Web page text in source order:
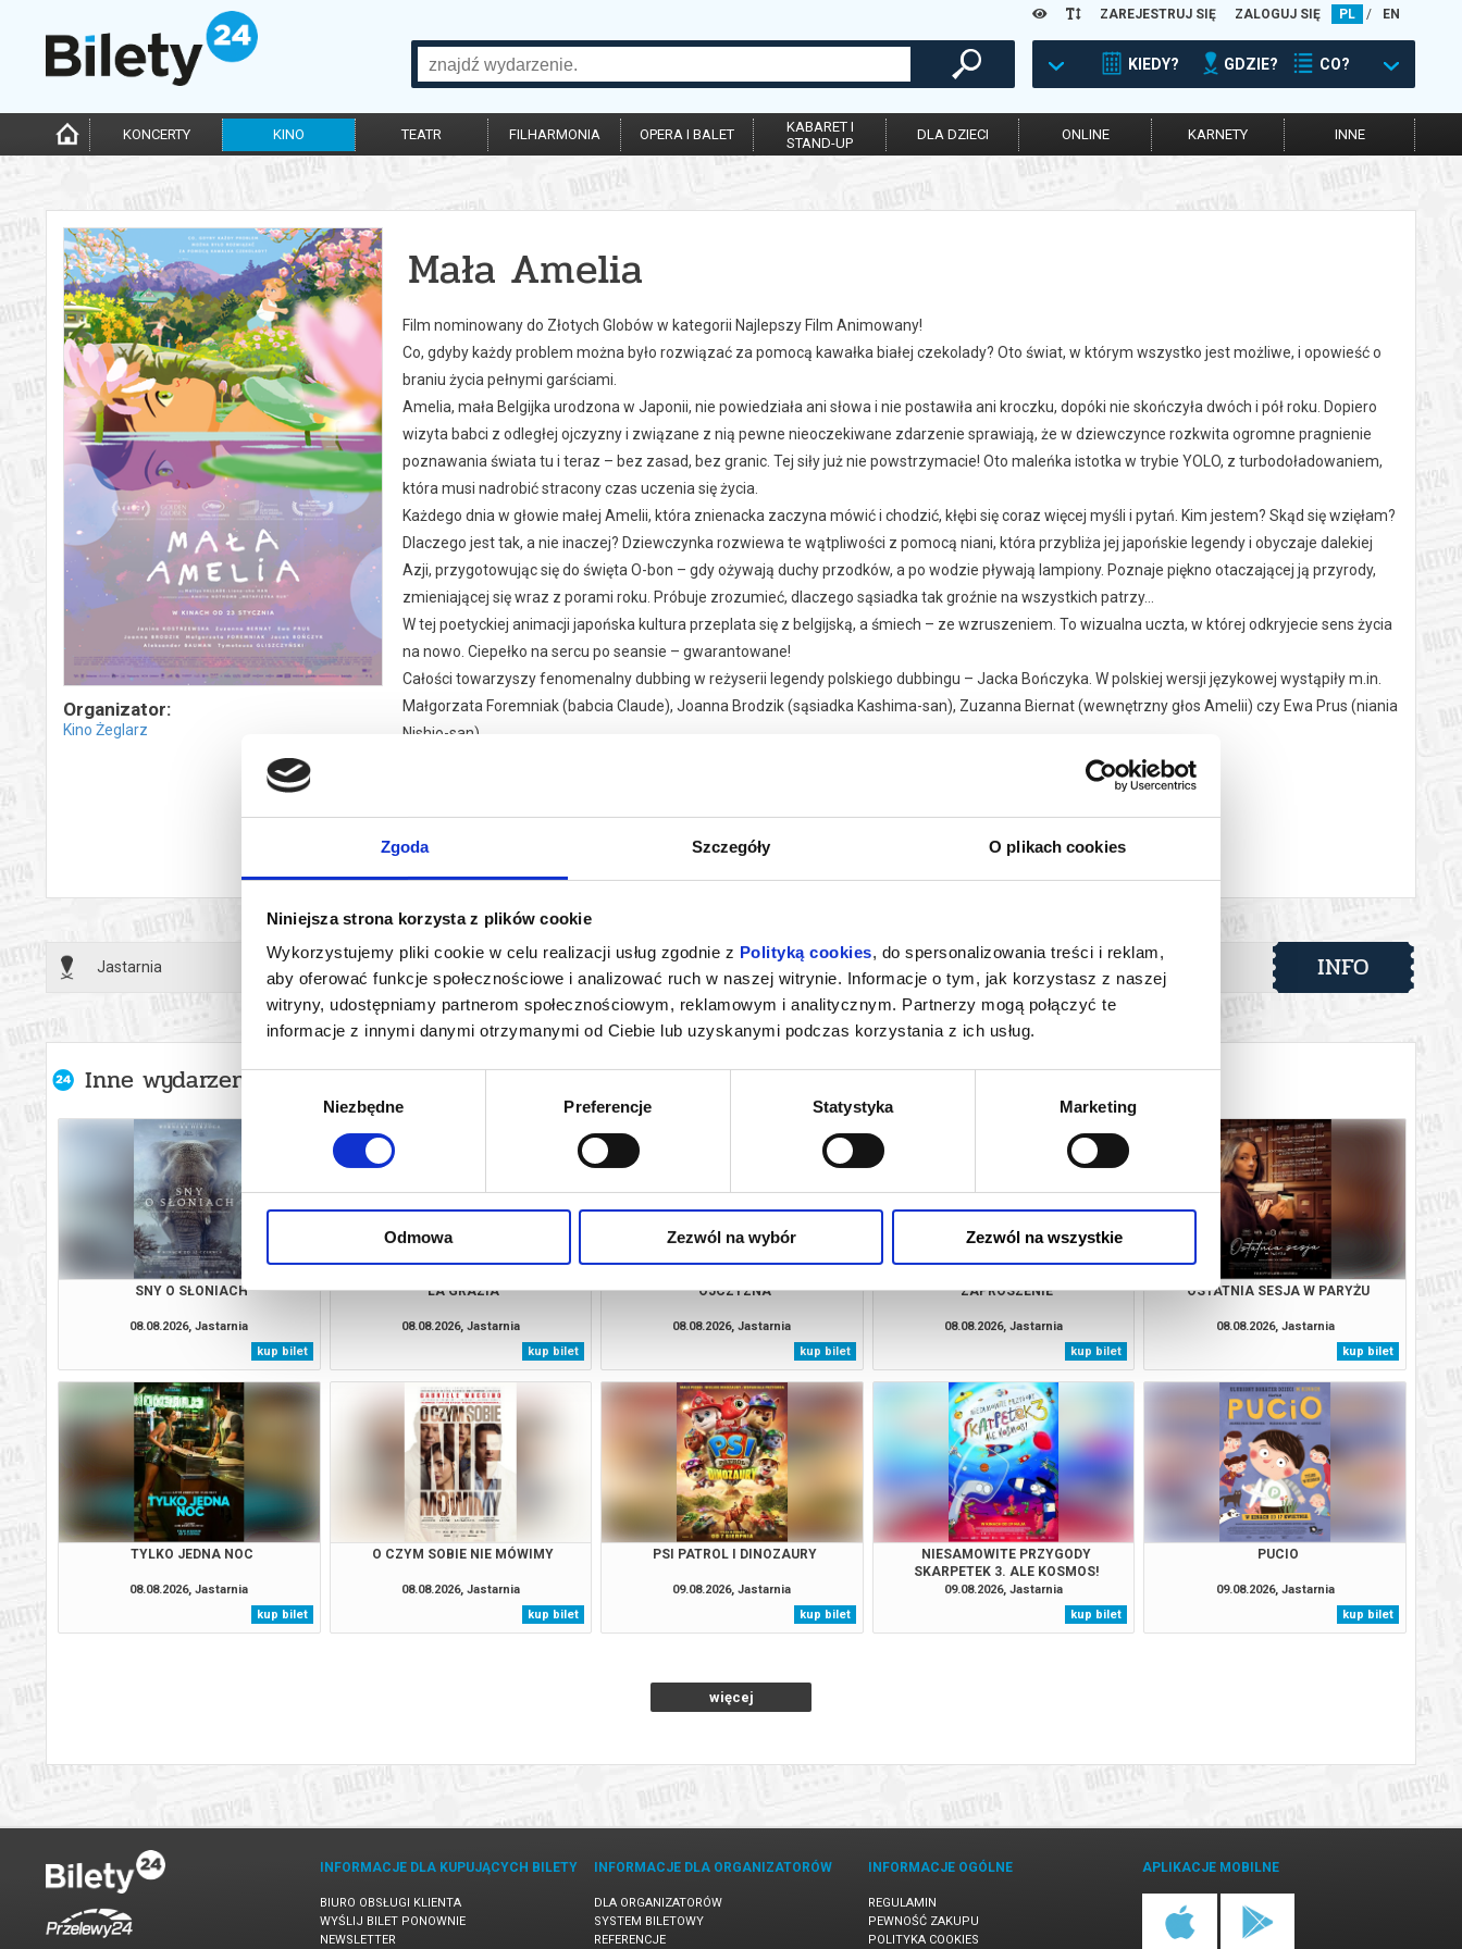
Zgoda Szczegóły O plikach cookies
Niniejsza strona korzysta z plików cookie
Wykorzystujemy pliki cookie w celu realizacji usług zgodnie z Polityką cookies, do spersonalizowania treści i reklam,
aby oferować funkcje społecznościowe i analizować ruch w naszej witrynie. Informacje o tym, jak korzystasz z naszej
witryny, udostępniamy partnerom społecznościowym, reklamowym i analitycznym. Partnerzy mogą połączyć te
informacje z innymi danymi otrzymanymi od Ciebie lub uzyskanymi podczas korzystania z ich usług.
Wybór
Niezbędne Preferencje Statystyka Marketing
Odmowa Zezwól na wybór Zezwól na wszystkie
ZAREJESTRUJ SIĘ ZALOGUJ SIĘ PL / EN
KIEDY? GDZIE? CO?
KONCERTY KINO TEATR FILHARMONIA OPERA I BALET
KABARET I
STAND-UP
DLA DZIECI ONLINE KARNETY INNE
Organizator:
Kino Żeglarz
Mała Amelia
Film nominowany do Złotych Globów w kategorii Najlepszy Film Animowany!
Co, gdyby każdy problem można było rozwiązać za pomocą kawałka białej czekolady? Oto świat, w którym wszystko jest możliwe, i opowieść o
braniu życia pełnymi garściami.
Amelia, mała Belgijka urodzona w Japonii, nie powiedziała ani słowa i nie postawiła ani kroczku, dopóki nie skończyła dwóch i pół roku. Dopiero
wizyta babci z odległej ojczyzny i związane z nią pewne nieoczekiwane zdarzenie sprawiają, że w dziewczynce rozkwita ogromne pragnienie
poznawania świata tu i teraz – bez zasad, bez granic. Tej siły już nie powstrzymacie! Oto maleńka istotka w trybie YOLO, z turbodoładowaniem,
która musi nadrobić stracony czas uczenia się życia.
Każdego dnia w głowie małej Amelii, która znienacka zaczyna mówić i chodzić, kłębi się coraz więcej myśli i pytań. Kim jestem? Skąd się wzięłam?
Dlaczego jest tak, a nie inaczej? Dziewczynka rozwiewa te wątpliwości z pomocą niani, która przybliża jej japońskie legendy i obyczaje dalekiej
Azji, przygotowując się do święta O-bon – gdy ożywają duchy przodków, a po wodzie pływają lampiony. Poznaje piękno otaczającej ją przyrody,
zmieniającej się wraz z porami roku. Próbuje zrozumieć, dlaczego sąsiadka tak groźnie na wszystkich patrzy…
W tej poetyckiej animacji japońska kultura przeplata się z belgijską, a śmiech – ze wzruszeniem. To wizualna uczta, w której odkryjecie sens życia
na nowo. Ciepełko na sercu po seansie – gwarantowane!
Całości towarzyszy fenomenalny dubbing w reżyserii legendy polskiego dubbingu – Jacka Bończyka. W polskiej wersji językowej wystąpiły m.in.
Małgorzata Foremniak (babcia Claude), Joanna Brodzik (sąsiadka Kashima-san), Zuzanna Biernat (wewnętrzny głos Amelii) czy Ewa Prus (niania
Nishio-san).
Bezpieczne zakupy w Bilety24. W przypadku odwołania wydarzenia, gwarantujemy automatyczny zwrot środków potwierdzony komunikatem
wysyłanym na adres e-mail, podany podczas zakupu.
wydarzeniu
Jastarnia (wtorek) INFO
Inne wydarzenia organizatora
SNY O SŁONIACH
08.08.2026, Jastarnia
kup bilet
LA GRAZIA
08.08.2026, Jastarnia
kup bilet
OJCZYZNA
08.08.2026, Jastarnia
kup bilet
ZAPROSZENIE
08.08.2026, Jastarnia
kup bilet
OSTATNIA SESJA W PARYŻU
08.08.2026, Jastarnia
kup bilet
TYLKO JEDNA NOC
08.08.2026, Jastarnia
kup bilet
O CZYM SOBIE NIE MÓWIMY
08.08.2026, Jastarnia
kup bilet
PSI PATROL I DINOZAURY
09.08.2026, Jastarnia
kup bilet
NIESAMOWITE PRZYGODY
SKARPETEK 3. ALE KOSMOS!
09.08.2026, Jastarnia
kup bilet
PUCIO
09.08.2026, Jastarnia
kup bilet
więcej
INFORMACJE DLA KUPUJĄCYCH BILETY
BIURO OBSŁUGI KLIENTA
WYŚLIJ BILET PONOWNIE
NEWSLETTER
INFORMACJE DLA ORGANIZATORÓW
DLA ORGANIZATORÓW
SYSTEM BILETOWY
REFERENCJE
INFORMACJE OGÓLNE
REGULAMIN
PEWNOŚĆ ZAKUPU
POLITYKA COOKIES
APLIKACJE MOBILNE